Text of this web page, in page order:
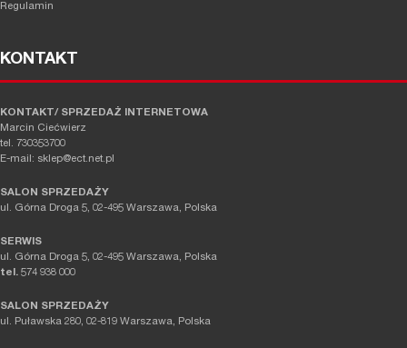
Regulamin
KONTAKT
KONTAKT/ SPRZEDAŻ INTERNETOWA
Marcin Ciećwierz
tel. 730353700
E-mail: sklep@ect.net.pl
SALON SPRZEDAŻY
ul. Górna Droga 5, 02-495 Warszawa, Polska
SERWIS
ul. Górna Droga 5, 02-495 Warszawa, Polska
tel. 574 938 000
SALON SPRZEDAŻY
ul. Puławska 280, 02-819 Warszawa, Polska